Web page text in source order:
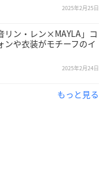
2025年2月25日
リン・レン×MAYLA」コ
ンや衣装がモチーフのイ
2025年2月24日
もっと見る